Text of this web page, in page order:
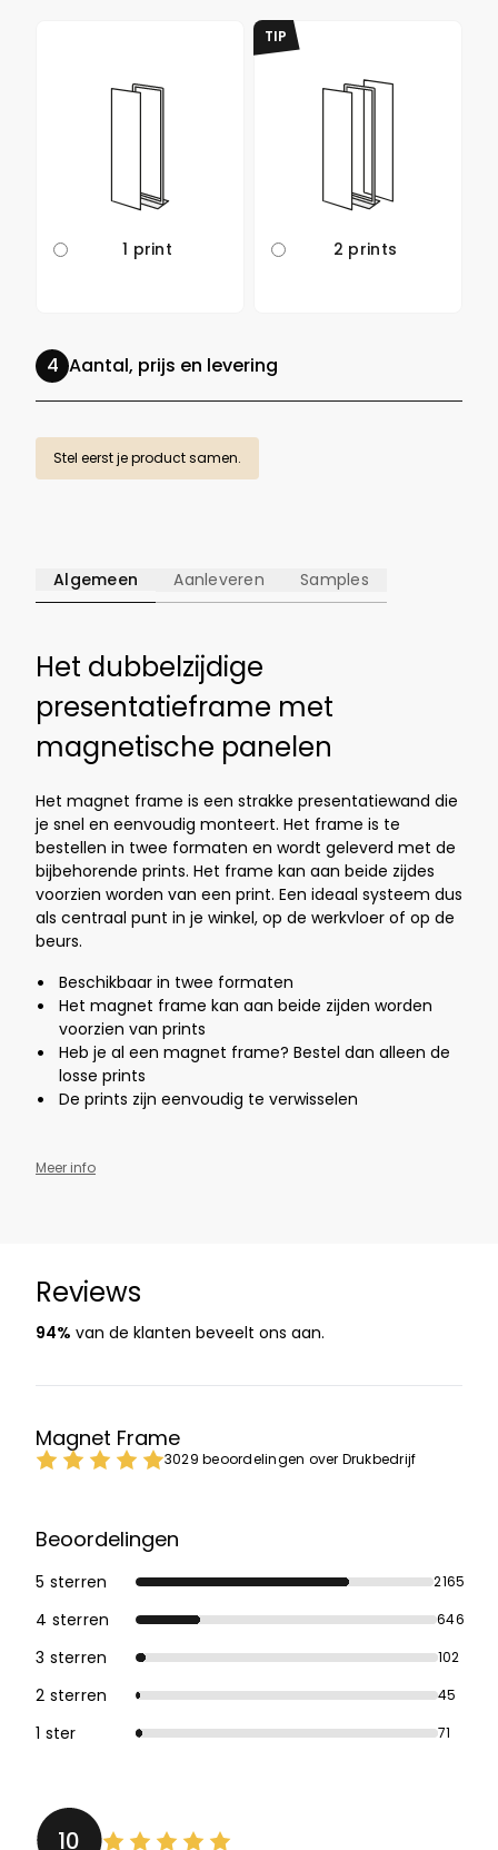
1 print
TIP
2 prints
Aantal, prijs en levering
Stel eerst je product samen.
Algemeen Aanleveren Samples
Het dubbelzijdige
presentatieframe met
magnetische panelen
Het magnet frame is een strakke presentatiewand die
je snel en eenvoudig monteert. Het frame is te
bestellen in twee formaten en wordt geleverd met de
bijbehorende prints. Het frame kan aan beide zijdes
voorzien worden van een print. Een ideaal systeem dus
als centraal punt in je winkel, op de werkvloer of op de
beurs.
Beschikbaar in twee formaten
Het magnet frame kan aan beide zijden worden
voorzien van prints
Heb je al een magnet frame? Bestel dan alleen de
losse prints
De prints zijn eenvoudig te verwisselen
Meer info
Reviews
94% van de klanten beveelt ons aan.
Magnet Frame
3029 beoordelingen over Drukbedrijf
Beoordelingen
5 sterren 2165
4 sterren 646
3 sterren 102
2 sterren 45
1 ster 71
10